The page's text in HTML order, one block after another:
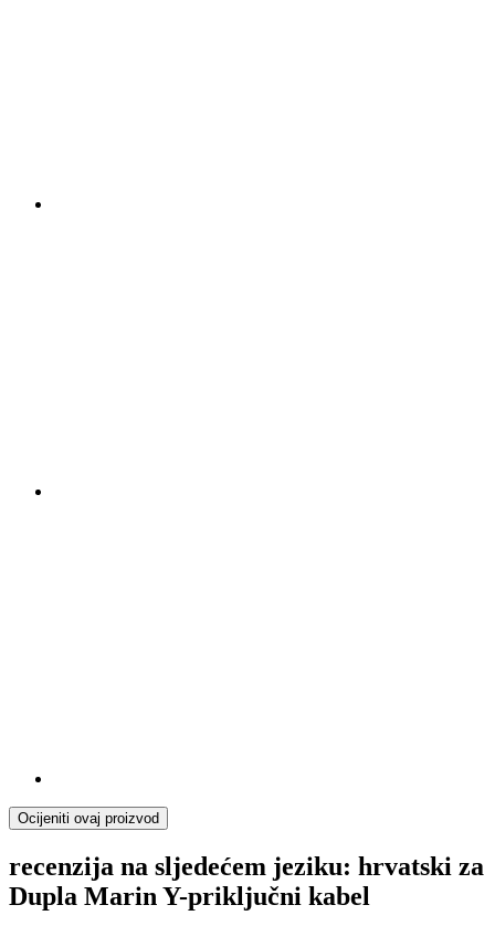
Ocijeniti ovaj proizvod
recenzija na sljedećem jeziku: hrvatski za
Dupla Marin Y-priključni kabel